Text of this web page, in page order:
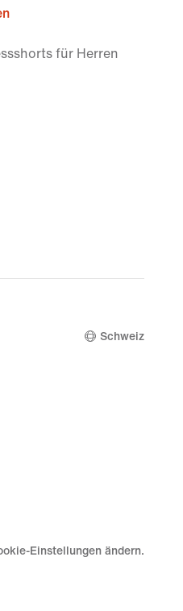
für Herren
Schweiz
Einstellungen ändern.